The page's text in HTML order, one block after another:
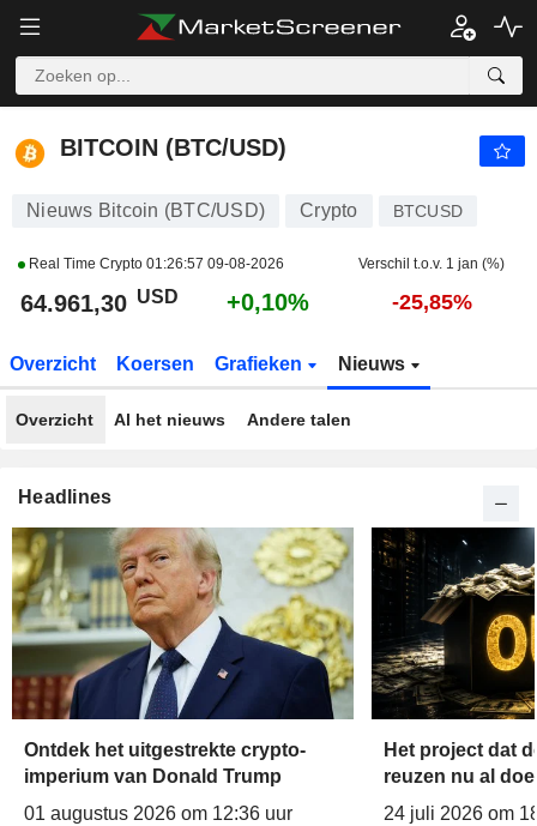
BITCOIN (BTC/USD)
BITCOIN (BTC/USD)
Nieuws Bitcoin (BTC/USD) Crypto BTCUSD
Real Time Crypto 01:26:57 09-08-2026 Verschil t.o.v. 1 jan (%)
64.961,30 USD +0,10% -25,85%
Overzicht Koersen Grafieken Nieuws
Overzicht Al het nieuws Andere talen
Headlines
Ontdek het uitgestrekte crypto-
imperium van Donald Trump
01 augustus 2026 om 12:36 uur
Het project dat
reuzen nu al
24 juli 2026 om